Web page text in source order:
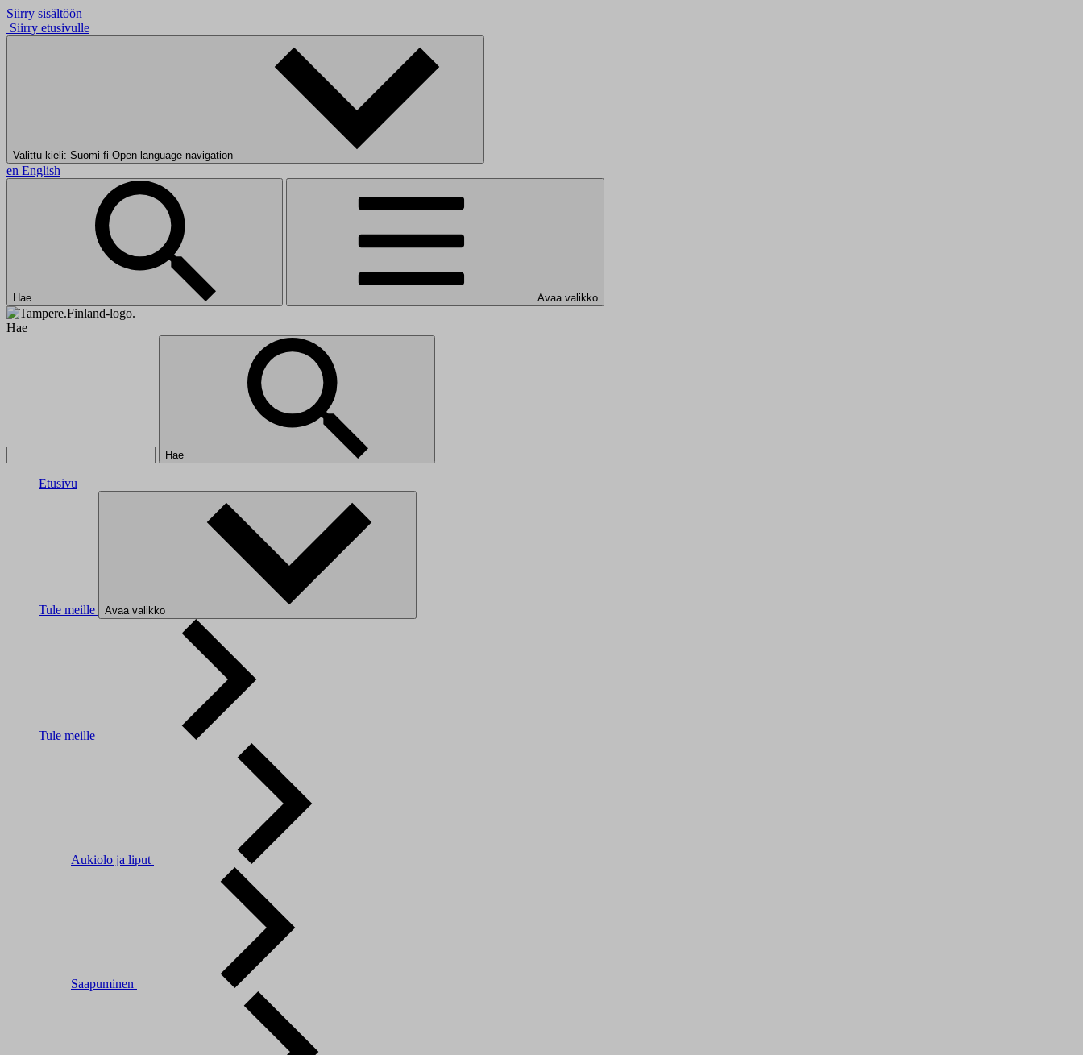
Siirry sisältöön
Siirry etusivulle
Valittu kieli: Suomi fi Open language navigation
en English
Hae Avaa valikko
Hae
Hae
Etusivu
Tule meille Avaa valikko
Tule meille
Aukiolo ja liput
Saapuminen